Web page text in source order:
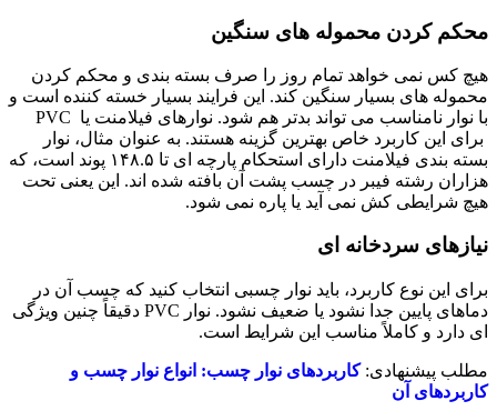
محکم کردن محموله ‌های سنگین
هیچ‌ کس نمی ‌خواهد تمام روز را صرف بسته ‌بندی و محکم کردن
محموله ‌های بسیار سنگین کند. این فرایند بسیار خسته‌ کننده است و
با نوار نامناسب می‌ تواند بدتر هم شود. نوارهای فیلامنت یا PVC
برای این کاربرد خاص بهترین گزینه هستند. به‌ عنوان مثال، نوار
بسته‌ بندی فیلامنت دارای استحکام پارچه ‌ای تا ۱۴۸.۵ پوند است، که
هزاران رشته فیبر در چسب پشت آن بافته شده‌ اند. این یعنی تحت
هیچ شرایطی کش نمی‌ آید یا پاره نمی ‌شود.
نیازهای سردخانه ای
برای این نوع کاربرد، باید نوار چسبی انتخاب کنید که چسب آن در
دماهای پایین جدا نشود یا ضعیف نشود. نوار PVC دقیقاً چنین ویژگی
‌ای دارد و کاملاً مناسب این شرایط است.
مطلب پیشنهادی:کاربردهای نوار چسب: انواع نوار چسب و
کاربردهای آن